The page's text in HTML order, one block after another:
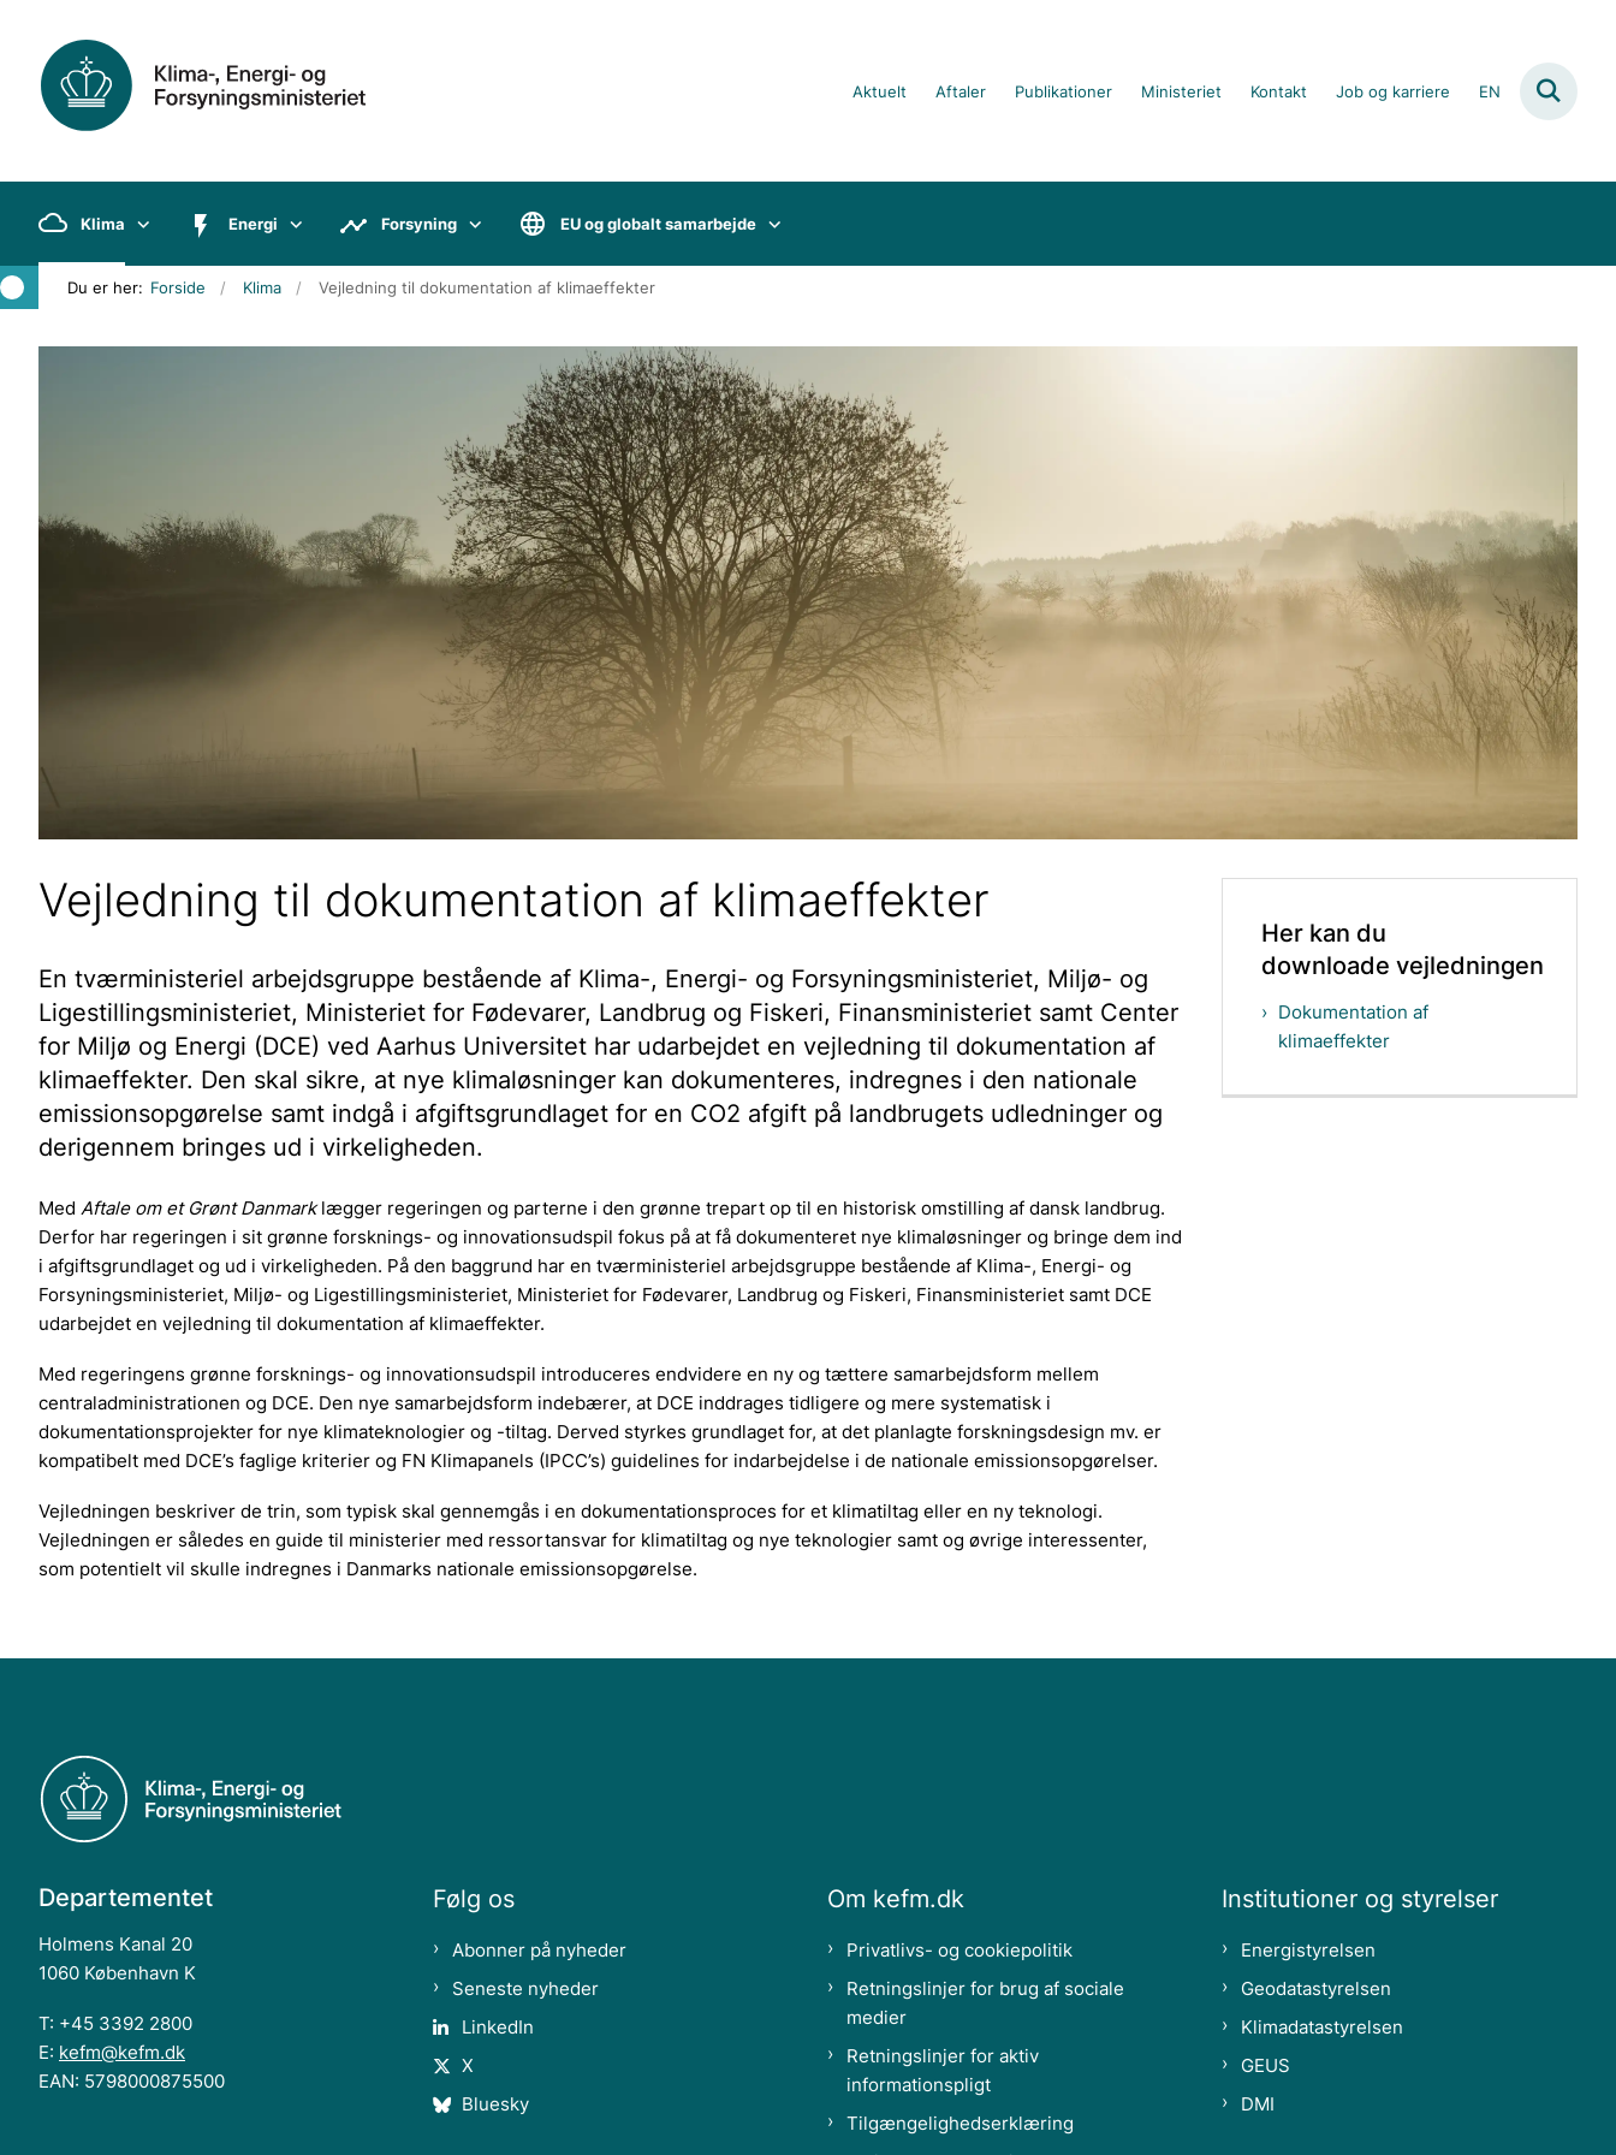
Aktuelt Aftaler Publikationer Ministeriet Kontakt Job og karriere EN
Klima Energi Forsyning EU og globalt samarbejde
Du er her: Forside Klima Vejledning til dokumentation af klimaeffekter
Vejledning til dokumentation af klimaeffekter
En tværministeriel arbejdsgruppe bestående af Klima-, Energi- og Forsyningsministeriet, Miljø- og
Ligestillingsministeriet, Ministeriet for Fødevarer, Landbrug og Fiskeri, Finansministeriet samt Center
for Miljø og Energi (DCE) ved Aarhus Universitet har udarbejdet en vejledning til dokumentation af
klimaeffekter. Den skal sikre, at nye klimaløsninger kan dokumenteres, indregnes i den nationale
emissionsopgørelse samt indgå i afgiftsgrundlaget for en CO2 afgift på landbrugets udledninger og
derigennem bringes ud i virkeligheden.
Med Aftale om et Grønt Danmarklægger regeringen og parterne i den grønne trepart op til en historisk omstilling af dansk landbrug.
Derfor har regeringen i sit grønne forsknings- og innovationsudspil fokus på at få dokumenteret nye klimaløsninger og bringe dem ind
i afgiftsgrundlaget og ud i virkeligheden. På den baggrund har en tværministeriel arbejdsgruppe bestående af Klima-, Energi- og
Forsyningsministeriet, Miljø- og Ligestillingsministeriet, Ministeriet for Fødevarer, Landbrug og Fiskeri, Finansministeriet samt DCE
udarbejdet en vejledning til dokumentation af klimaeffekter.
Med regeringens grønne forsknings- og innovationsudspil introduceres endvidere en ny og tættere samarbejdsform mellem
centraladministrationen og DCE. Den nye samarbejdsform indebærer, at DCE inddrages tidligere og mere systematisk i
dokumentationsprojekter for nye klimateknologier og -tiltag. Derved styrkes grundlaget for, at det planlagte forskningsdesign mv. er
kompatibelt med DCE’s faglige kriterier og FN Klimapanels (IPCC’s) guidelines for indarbejdelse i de nationale emissionsopgørelser.
Vejledningen beskriver de trin, som typisk skal gennemgås i en dokumentationsproces for et klimatiltag eller en ny teknologi.
Vejledningen er således en guide til ministerier med ressortansvar for klimatiltag og nye teknologier samt og øvrige interessenter,
som potentielt vil skulle indregnes i Danmarks nationale emissionsopgørelse.
Her kan du
downloade vejledningen
Dokumentation af
klimaeffekter
Departementet
Holmens Kanal 20
1060 København K
T: +45 3392 2800
E: kefm@kefm.dk
EAN: 5798000875500
Følg os
Abonner på nyheder
Seneste nyheder
LinkedIn
X
Bluesky
Om kefm.dk
Privatlivs- og cookiepolitik
Retningslinjer for brug af sociale
medier
Retningslinjer for aktiv
informationspligt
Tilgængelighedserklæring
Institutioner og styrelser
Energistyrelsen
Geodatastyrelsen
Klimadatastyrelsen
GEUS
DMI